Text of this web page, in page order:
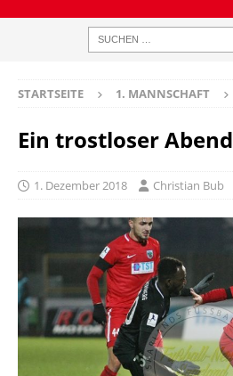
STARTSEITE 1. MANNSCHAFT
Ein trostloser Abend
1. Dezember 2018 Christian Bub